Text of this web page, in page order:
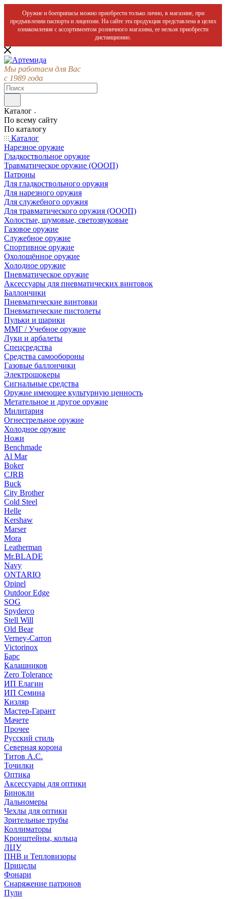
Оружие и боеприпасы можно приобрести только лично, в магазине, при
предъявлении паспорта и лицензии. На сайте эта продукция представлена в целях
ознакомления с ассортиментом розничного магазина, ее нельзя приобрести
дистанционно.
Мы работаем для Вас
с 1989 года
Каталог
По всему сайту
По каталогу
Каталог
Нарезное оружие
Гладкоствольное оружие
Травматическое оружие (ОООП)
Патроны
Для гладкоствольного оружия
Для нарезного оружия
Для служебного оружия
Для травматического оружия (ОООП)
Холостые, шумовые, светозвуковые
Газовое оружие
Служебное оружие
Спортивное оружие
Охолощённое оружие
Холодное оружие
Пневматическое оружие
Аксессуары для пневматических винтовок
Баллончики
Пневматические винтовки
Пневматические пистолеты
Пульки и шарики
ММГ / Учебное оружие
Луки и арбалеты
Спецсредства
Средства самообороны
Газовые баллончики
Электрошокеры
Сигнальные средства
Оружие имеющее культурную ценность
Метательное и другое оружие
Милитария
Огнестрельное оружие
Холодное оружие
Ножи
Benchmade
Al Mar
Boker
CJRB
Buck
City Brother
Cold Steel
Helle
Kershaw
Marser
Mora
Leatherman
Mr.BLADE
Navy
ONTARIO
Opinel
Outdoor Edge
SOG
Spyderco
Stell Will
Old Bear
Verney-Carron
Victorinox
Барс
Калашников
Zero Tolerance
ИП Елагин
ИП Семина
Кизляр
Мастер-Гарант
Мачете
Прочее
Русский стиль
Северная корона
Титов А.С.
Точилки
Оптика
Аксессуары для оптики
Бинокли
Дальномеры
Чехлы для оптики
Зрительные трубы
Коллиматоры
Кронштейны, кольца
ЛЦУ
ПНВ и Тепловизоры
Прицелы
Фонари
Снаряжение патронов
Пули